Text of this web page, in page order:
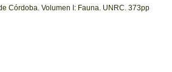
Córdoba. Volumen I: Fauna. UNRC. 373pp